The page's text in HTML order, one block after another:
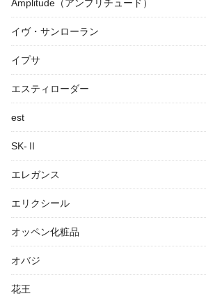
Amplitude（アンプリチュード）
イヴ・サンローラン
イプサ
エスティローダー
est
SK-Ⅱ
エレガンス
エリクシール
オッペン化粧品
オバジ
花王